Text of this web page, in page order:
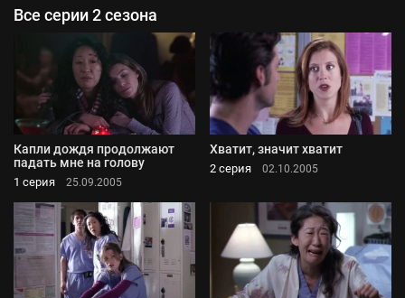
Все серии 2 сезона
Капли дождя продолжают
падать мне на голову
1 серия 25.09.2005
Хватит, значит хватит
2 серия 02.10.2005